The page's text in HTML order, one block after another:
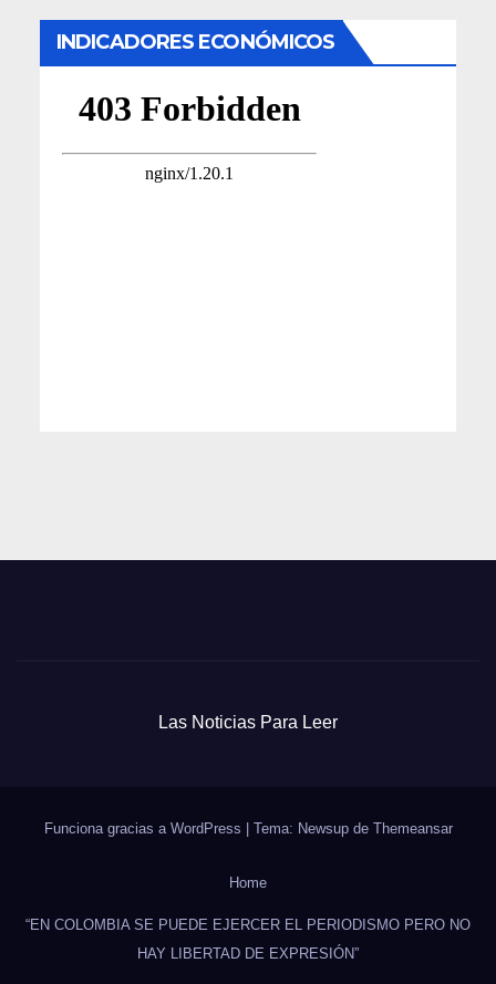
INDICADORES ECONÓMICOS
Las Noticias Para Leer
Funciona gracias a WordPress Tema: Newsup de Themeansar
Home
“EN COLOMBIA SE PUEDE EJERCER EL PERIODISMO PERO NO
HAY LIBERTAD DE EXPRESIÓN”